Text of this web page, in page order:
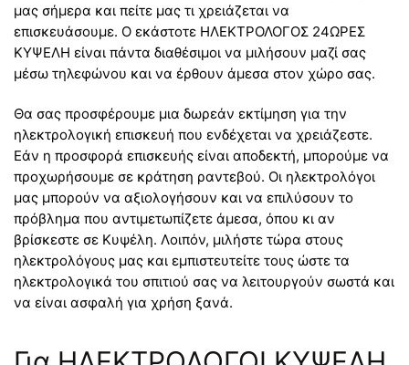
μας σήμερα και πείτε μας τι χρειάζεται να
επισκευάσουμε. Ο εκάστοτε ΗΛΕΚΤΡΟΛΟΓΟΣ 24ΩΡΕΣ
ΚΥΨΕΛΗ είναι πάντα διαθέσιμοι να μιλήσουν μαζί σας
μέσω τηλεφώνου και να έρθουν άμεσα στον χώρο σας.
Θα σας προσφέρουμε μια δωρεάν εκτίμηση για την
ηλεκτρολογική επισκευή που ενδέχεται να χρειάζεστε.
Εάν η προσφορά επισκευής είναι αποδεκτή, μπορούμε να
προχωρήσουμε σε κράτηση ραντεβού. Οι ηλεκτρολόγοι
μας μπορούν να αξιολογήσουν και να επιλύσουν το
πρόβλημα που αντιμετωπίζετε άμεσα, όπου κι αν
βρίσκεστε σε Κυψέλη. Λοιπόν, μιλήστε τώρα στους
ηλεκτρολόγους μας και εμπιστευτείτε τους ώστε τα
ηλεκτρολογικά του σπιτιού σας να λειτουργούν σωστά και
να είναι ασφαλή για χρήση ξανά.